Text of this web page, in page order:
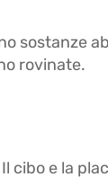
sostanze
rovinate.
cibo e la